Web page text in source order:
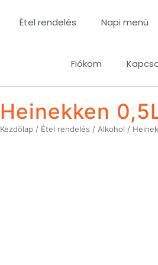
Étel rendelés Napi menü
Fiókom
Heinekken
Kezdőlap/ Étel rendelés / Alkohol /